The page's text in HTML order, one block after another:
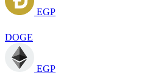
EGP
DOGE
EGP